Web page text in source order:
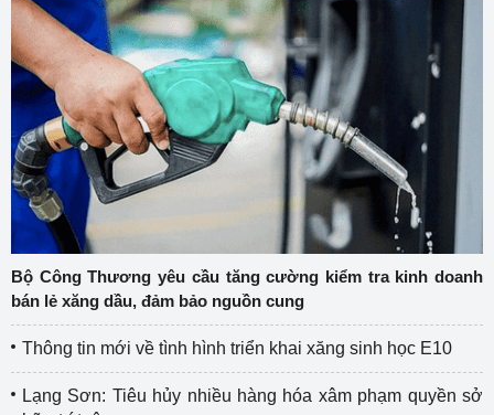
Bộ Công Thương yêu cầu tăng cường kiểm tra kinh doanh
bán lẻ xăng dầu, đảm bảo nguồn cung
Thông tin mới về tình hình triển khai xăng sinh học E10
Lạng Sơn: Tiêu hủy nhiều hàng hóa xâm phạm quyền sở